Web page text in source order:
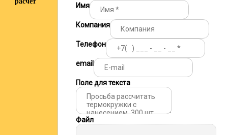
Имя
Компания
Телефон
email
Поле для текста
Файл